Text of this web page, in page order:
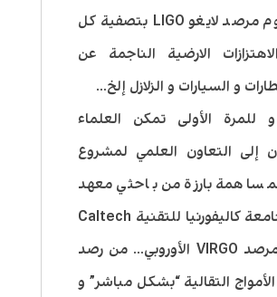
لذلك يقوم مرصد لايغو LIGO بتصفية كل
الارضية الناجمة عن
و السيارات و الزلازل إلخ…
للمرة الأولى تمكن العلماء
إلى التعاون العلمي لمشروع
بمساهمة بارزة من باحثي معهد
MIT و جامعة كاليفورنيا للتقنية Caltech
و كذلك مرصد VIRGO الأوروبي… من رصد
الأمواج التقالية “بشكل مباشر” و